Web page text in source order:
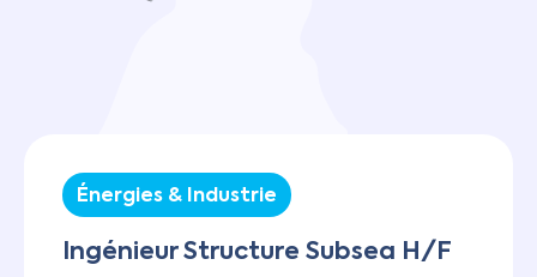
Énergies & Industrie
Ingénieur Structure Subsea H/F